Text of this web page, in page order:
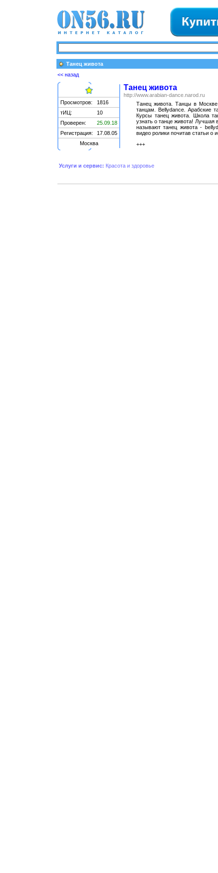
Танец живота
<< назад
Просмотров:
1816
тИЦ:
10
Проверен:
25.09.18
Регистрация:
17.08.05
Москва
Танец живота
http://www.arabian-dance.narod.ru
Танец живота. Танцы в
танцам. Bellydance. Арабские
Курсы танец живота. Школа
узнать о танце живота! Лучшая
называют танец живота -
видео ролики почитав статьи о
+++
Услуги и сервис: Красота и здоровье